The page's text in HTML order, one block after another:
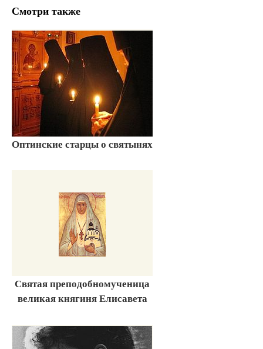
Смотри также
Оптинские старцы о святынях
Святая преподобномученица
великая княгиня Елисавета